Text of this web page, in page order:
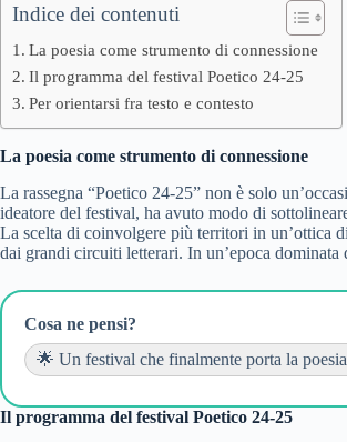
Indice dei contenuti
La poesia come strumento di connessione
Il programma del festival Poetico 24-25
Per orientarsi fra testo e contesto
La poesia come strumento di connessione
La rassegna “Poetico 24-25” non è solo
ideatore del festival, ha avuto modo di
La scelta di coinvolgere più territori in un’ottica
dai grandi circuiti letterari. In un’epoca
Cosa ne pensi?
🌟 Un festival che finalmente porta la
Il programma del festival Poetico 24-25